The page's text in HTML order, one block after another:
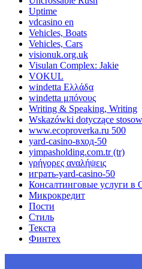
Uptime
vdcasino en
Vehicles, Boats
Vehicles, Cars
visionuk.org.uk
Visulan Complex: Jakie
VOKUL
windetta Ελλάδα
windetta μπόνους
Writing & Speaking, Writing
Wskazówki dotyczące
www.ecoproverka.ru 500
yard-casino-вход-50
yimpasholding.com.tr (tr)
γρήγορες αναλήψεις
играть-yard-casino-50
Консалтинговые услуги в
Микрокредит
Пости
Стиль
Текста
Финтех